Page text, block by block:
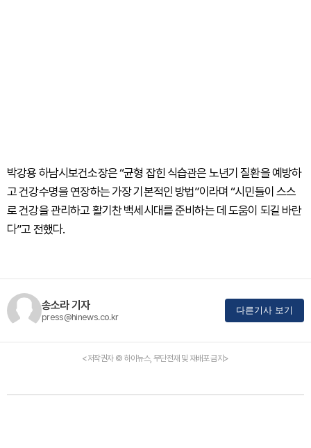
박강용 하남시보건소장은 “균형 잡힌 식습관은 노년기 질환을 예방하
고 건강수명을 연장하는 가장 기본적인 방법”이라며 “시민들이 스스
로 건강을 관리하고 활기찬 백세시대를 준비하는 데 도움이 되길 바란
다”고 전했다.
송소라 기자
press@hinews.co.kr
다른기사 보기
<저작권자 © 하이뉴스, 무단전재 및 재배포 금지>